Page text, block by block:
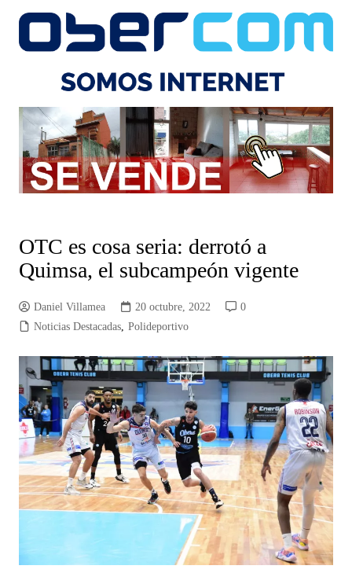
OTC es cosa seria: derrotó a
Quimsa, el subcampeón vigente
Daniel Villamea 20 octubre, 2022
0
Noticias Destacadas, Polideportivo